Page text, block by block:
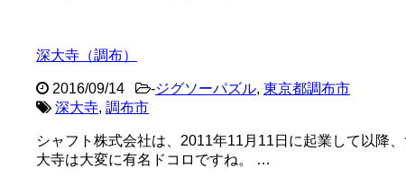
深大寺（調布）
2016/09/14 -ジグソーパズル, 東京都調布市
深大寺, 調布市
シャフト株式会社は、2011年11月11日に起業して以降
大寺は大変に有名ドコロですね。 …